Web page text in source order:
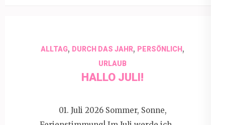
ALLTAG, DURCH DAS JAHR, PERSÖNLICH ,
URLAUB
HALLO JULI!
01. Juli 2026 Sommer, Sonne,